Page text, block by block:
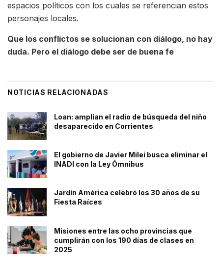
espacios políticos con los cuales se referencian estos
personajes locales.
Que los conflictos se solucionan con diálogo, no hay
duda. Pero el diálogo debe ser de buena fe
NOTICIAS RELACIONADAS
Loan: amplían el radio de búsqueda del niño
desaparecido en Corrientes
El gobierno de Javier Milei busca eliminar el
INADI con la Ley Ómnibus
Jardín América celebró los 30 años de su
Fiesta Raíces
Misiones entre las ocho provincias que
cumplirán con los 190 días de clases en
2025